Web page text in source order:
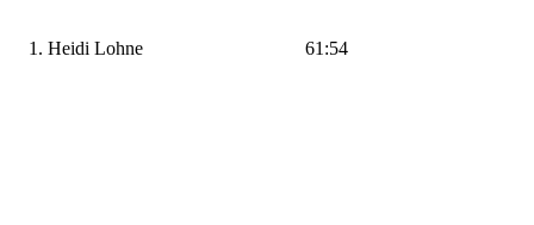
1. Heidi Lohne 61:54